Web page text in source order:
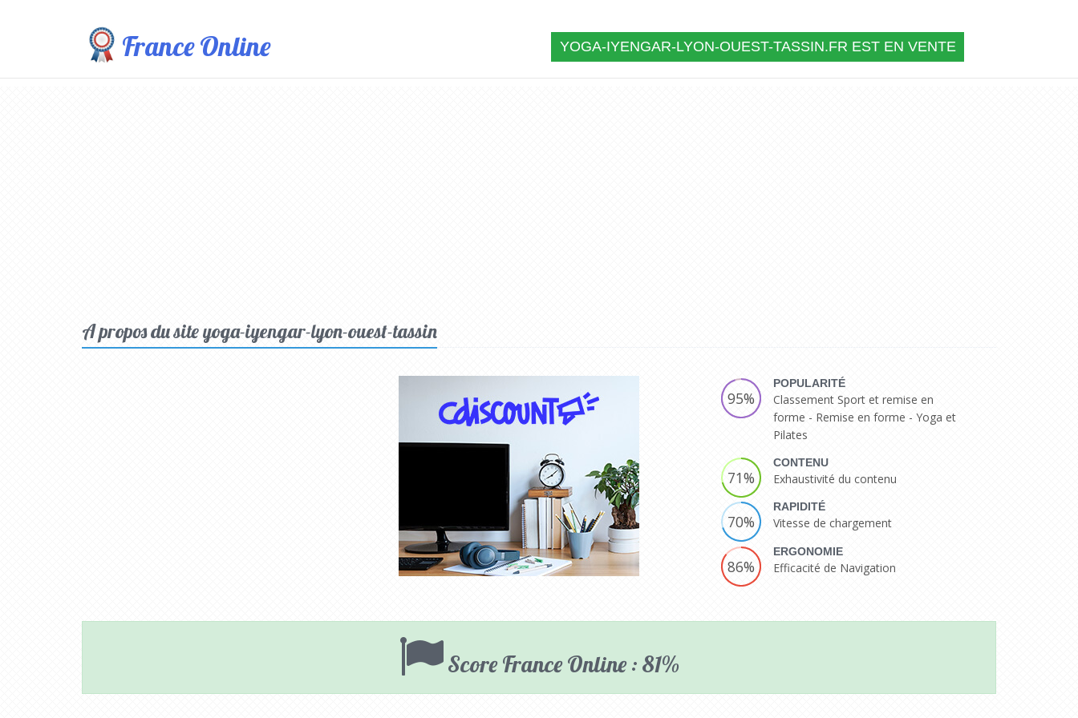
France Online YOGA-IYENGAR-LYON-OUEST-TASSIN.FR EST EN VENTE
A propos du site yoga-iyengar-lyon-ouest-tassin
95%
POPULARITÉ
Classement Sport et remise en
forme - Remise en forme - Yoga et
Pilates
71%
CONTENU
Exhaustivité du contenu
70%
RAPIDITÉ
Vitesse de chargement
86%
ERGONOMIE
Efficacité de Navigation
Score France Online : 81%